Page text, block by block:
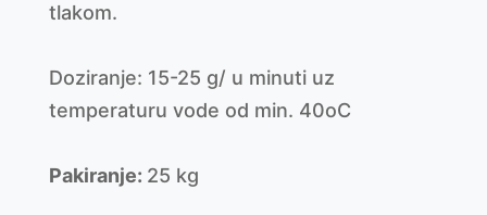
tlakom.
Doziranje: 15-25 g/ u minuti uz
temperaturu vode od min. 40oC
Pakiranje: 25 kg